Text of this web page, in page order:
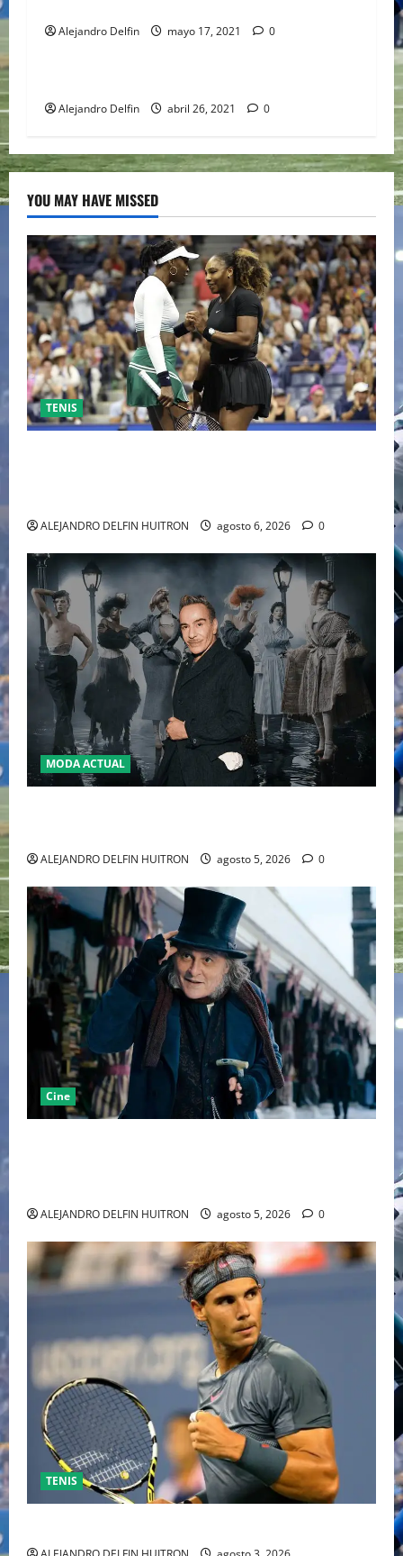
Alejandro Delfin mayo 17, 2021 0
UFC
Alejandro Delfin abril 26, 2021 0
YOU MAY HAVE MISSED
TENIS
ALEJANDRO DELFIN HUITRON agosto 6, 2026 0
MODA ACTUAL
ALEJANDRO DELFIN HUITRON agosto 5, 2026 0
Cine
ALEJANDRO DELFIN HUITRON agosto 5, 2026 0
TENIS